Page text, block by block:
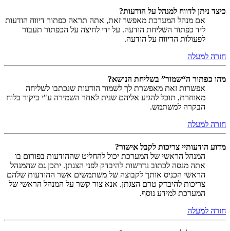
כיצד ניתן לדווח למנהל על הודעות?
אם מנהל המערכת מאפשר זאת, אתה תראה כפתור דיווח הודעות
ליד כפתור השליחת הודעה. על ידי לחיצה על הכפתור תעבור
לפעולות הדיווח על הודעה.
חזרה למעלה
מהו כפתור ה“שמור” בשליחת הנושא?
אפשרות זאת מאפשרת לך לשמור הודעות שנכתבו לשליחה
מאוחרת, תוכל להגיע אליהם שנית לאחר השמירה ע"י ביקור בלוח
הבקרה למשתמש.
חזרה למעלה
מדוע הודעותיי צריכות לקבל אישור?
המנהל הראשי של המערכת יכול להחליט שההודעות בפורום בו
אתה מנסה לכתוב נדרשות להיבדק לפני הצגתן. יתכן גם שהמנהל
הראשי הכניס אותך לקבוצה של משתמשים אשר ההודעות שלהם
צריכות להיבדק טרם הצגתן. אנא צור קשר על המנהל הראשי של
המערכת למידע נוסף.
חזרה למעלה